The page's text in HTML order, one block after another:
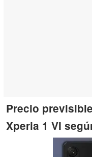
Precio
Xperia 1 VI